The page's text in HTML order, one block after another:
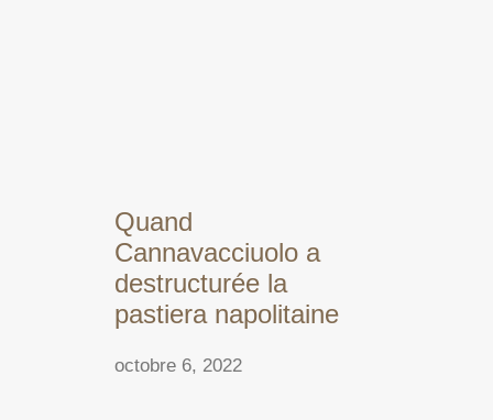
Quand
Cannavacciuolo a
destructurée la
pastiera napolitaine
octobre 6, 2022